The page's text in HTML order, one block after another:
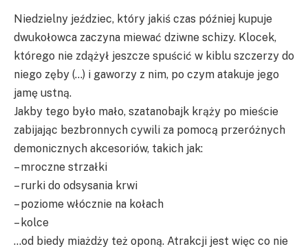
Niedzielny jeździec, który jakiś czas później kupuje
dwukołowca zaczyna miewać dziwne schizy. Klocek,
którego nie zdążył jeszcze spuścić w kiblu szczerzy do
niego zęby (…) i gaworzy z nim, po czym atakuje jego
jamę ustną.
Jakby tego było mało, szatanobajk krąży po mieście
zabijając bezbronnych cywili za pomocą przeróżnych
demonicznych akcesoriów, takich jak:
– mroczne strzałki
– rurki do odsysania krwi
– poziome włócznie na kołach
– kolce
…od biedy miażdży też oponą. Atrakcji jest więc co nie